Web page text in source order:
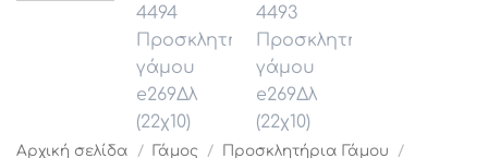
Αρχική σελίδα / Γάμος / Προσκλητήρια Γάμου
/